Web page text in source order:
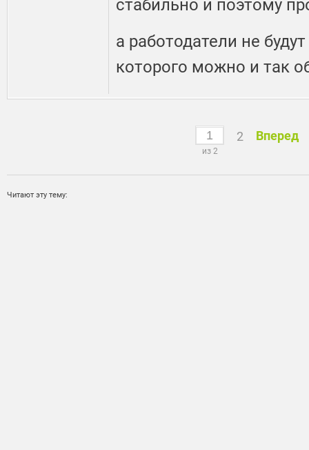
стабильно и поэтому
а работодатели не
которого можно и так
из 2
2 Вперед
Читают эту тему: